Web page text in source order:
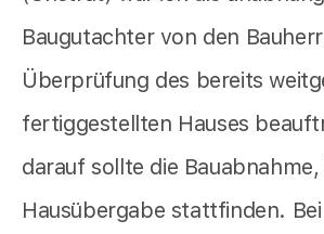
Baugutachter von den
Überprüfung des bereits
fertiggestellten Hauses
darauf sollte die
Hausübergabe stattfinden.